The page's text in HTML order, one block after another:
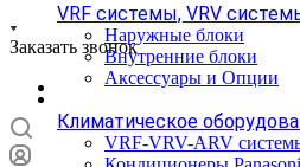
Заказать звонок
VRF системы, VRV
Наружные блоки
Внутренние блоки
Аксессуары и Опции
Климатическое
VRF-VRV-ARV